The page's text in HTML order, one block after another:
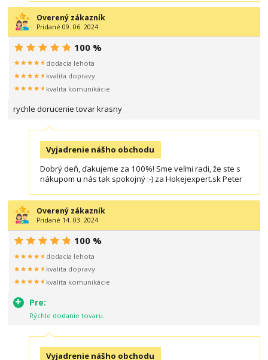
Overený zákazník
Pridané 09. 06. 2024
rychle dorucenie tovar krasny
100 %
dodacia lehota
kvalita dopravy
kvalita komunikácie
Vyjadrenie nášho obchodu
Dobrý deň, ďakujeme za 100%! Sme veľmi radi, že ste s
nákupom u nás tak spokojný :-) za Hokejexpert.sk Peter
Overený zákazník
Pridané 14. 03. 2024
Pre:
Rýchle dodanie tovaru.
100 %
dodacia lehota
kvalita dopravy
kvalita komunikácie
Vyjadrenie nášho obchodu